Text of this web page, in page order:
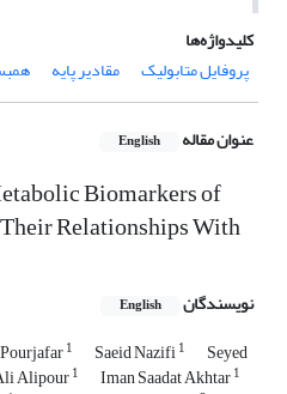
کلیدواژه‌ها
پروفایل متابولیک
مقادیر پایه
عنوان مقاله English
Biomarkers of
Relationships With
نویسندگان English
1 Saeid Nazifi1 Seyed
Alipour1 Iman Saadat Akhtar1